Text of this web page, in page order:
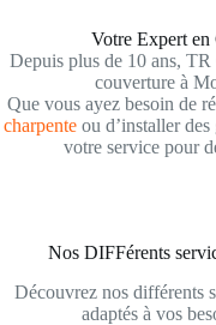
Votre Expert
Depuis plus de 10 ans,
couverture à
Que vous ayez besoin de
charpenteou d’installer des
votre service pour
Nos DIFFérents
Découvrez nos différents
adaptés à vos